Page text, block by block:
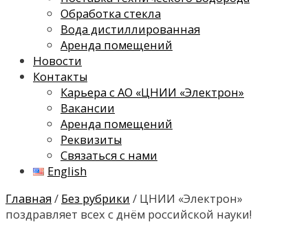
Обработка стекла
Вода дистиллированная
Аренда помещений
Новости
Контакты
Карьера с АО «ЦНИИ «Электрон»
Вакансии
Аренда помещений
Реквизиты
Связаться с нами
English
Главная/ Без рубрики / ЦНИИ «Электрон»
поздравляет всех с днём российской науки!